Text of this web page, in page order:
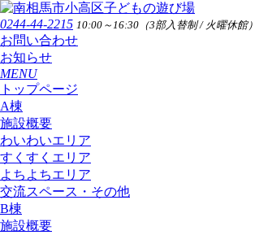
0244-44-2215 10:00～16:30（3部入替制 / 火曜休館）
お問い合わせ
お知らせ
MENU
トップページ
A棟
施設概要
わいわいエリア
すくすくエリア
よちよちエリア
交流スペース・その他
B棟
施設概要